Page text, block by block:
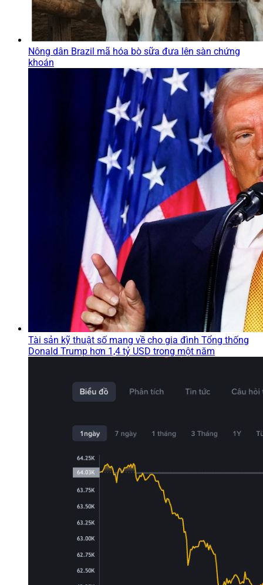
Nông dân Brazil mã hóa bò sữa đưa lên sàn chứng
khoán
Tài sản kỹ thuật số mang về cho gia đình Tổng thống
Donald Trump hơn 1,4 tỷ USD trong một năm